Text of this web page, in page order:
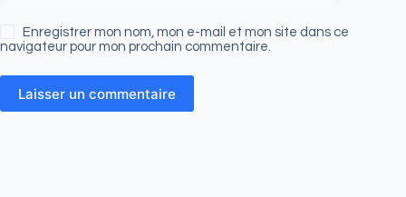
Enregistrer mon nom, mon e-mail et mon site dans ce
navigateur pour mon prochain commentaire.
Laisser un commentaire